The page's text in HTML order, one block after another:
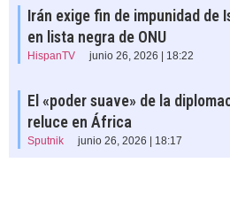
Irán exige fin de impunidad de
en lista negra de ONU
HispanTV junio 26, 2026 | 18:22
El «poder suave» de la
reluce en África
Sputnik junio 26, 2026 | 18:17